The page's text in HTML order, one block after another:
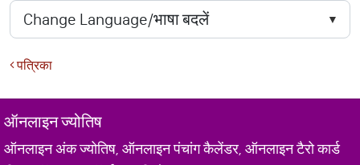
पत्रिका
ऑनलाइन ज्योतिष
ऑनलाइन अंक ज्योतिष, ऑनलाइन पंचांग कैलेंडर, ऑनलाइन टैरो कार्ड